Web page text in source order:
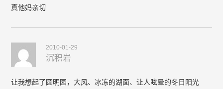
真他妈亲切
2010-01-29
沉积岩
让我想起了圆明园，大风、冰冻的湖面、让人眩晕的冬日阳光